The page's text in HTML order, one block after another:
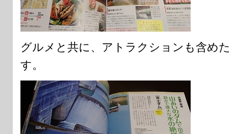
グルメと共に、アトラクションも含め
す。